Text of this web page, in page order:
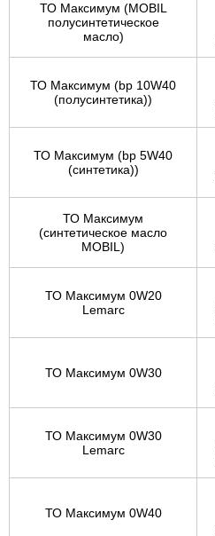
ТО Максимум (MOBIL
полуcинтетическое
масло)
ТО Максимум (bp 10W40
(полусинтетика))
ТО Максимум (bp 5W40
(синтетика))
ТО Максимум
(cинтетическое масло
MOBIL)
ТО Максимум 0W20
Lemarc
ТО Максимум 0W30
ТО Максимум 0W30
Lemarc
ТО Максимум 0W40